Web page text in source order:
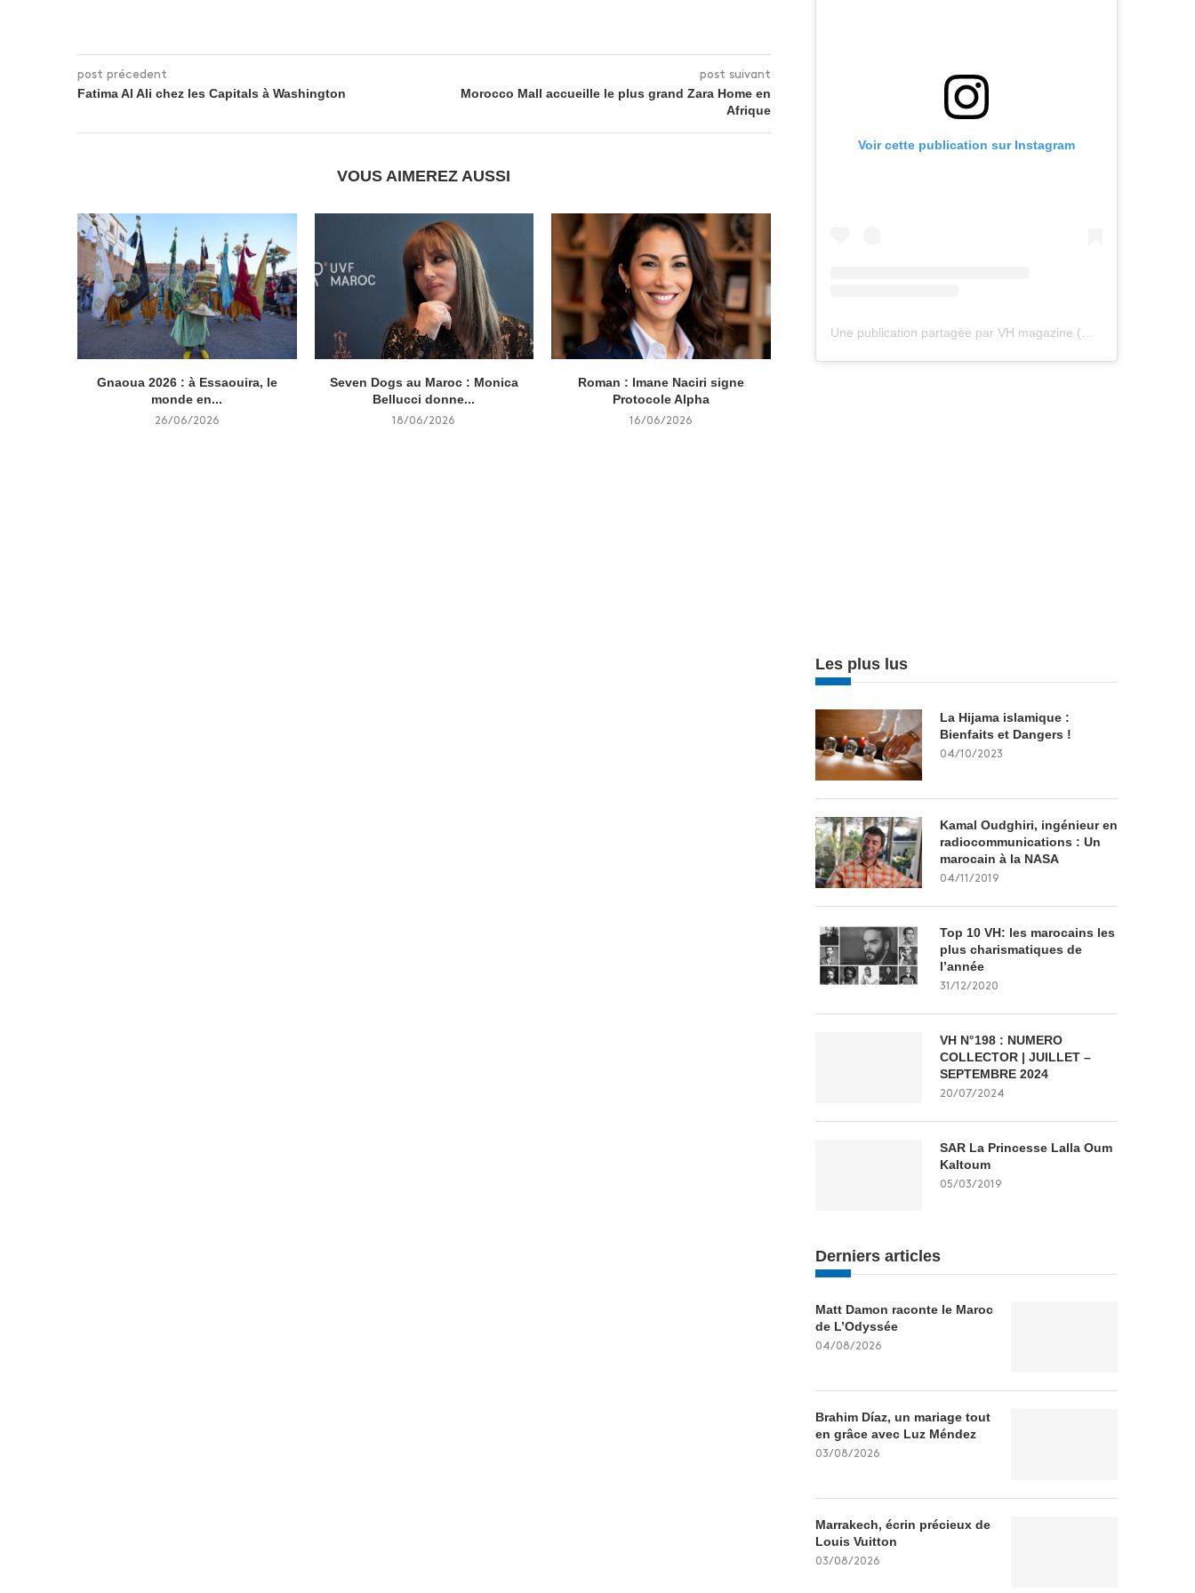
post précedent
Fatima Al Ali chez les Capitals à Washington
post suivant
Morocco Mall accueille le plus grand Zara Home en
Afrique
VOUS AIMEREZ AUSSI
Gnaoua 2026 : à Essaouira, le
monde en...
26/06/2026
Seven Dogs au Maroc : Monica
Bellucci donne...
18/06/2026
Roman : Imane Naciri signe
Protocole Alpha
16/06/2026
Voir cette publication sur Instagram
Les plus lus
La Hijama islamique :
Bienfaits et Dangers !
04/10/2023
Kamal Oudghiri, ingénieur en
radiocommunications : Un
marocain à la NASA
04/11/2019
Top 10 VH: les marocains les
plus charismatiques de
l’année
31/12/2020
VH N°198 : NUMERO
COLLECTOR | JUILLET –
SEPTEMBRE 2024
20/07/2024
SAR La Princesse Lalla Oum
Kaltoum
05/03/2019
Derniers articles
Matt Damon raconte le Maroc
de L’Odyssée
04/08/2026
Brahim Díaz, un mariage tout
en grâce avec Luz Méndez
03/08/2026
Marrakech, écrin précieux de
Louis Vuitton
03/08/2026